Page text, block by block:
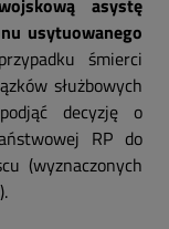
usytuowanego
śmierci
służbowych
decyzję o
RP do
(wyznaczonych